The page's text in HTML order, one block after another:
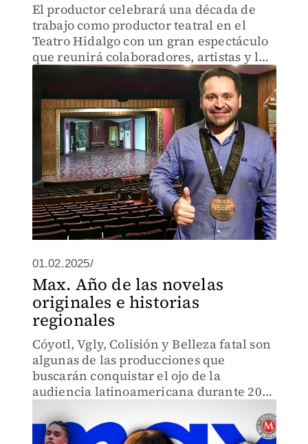
El productor celebrará una década de
trabajo como productor teatral en el
Teatro Hidalgo con un gran espectáculo
que reunirá colaboradores, artistas y los
números más icónicos de sus obras.
01.02.2025/
Max. Año de las novelas
originales e historias
regionales
Cóyotl, Vgly, Colisión y Belleza fatal son
algunas de las producciones que
buscarán conquistar el ojo de la
audiencia latinoamericana durante 2025